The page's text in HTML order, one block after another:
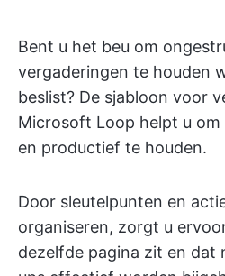
Bent u het beu om
vergaderingen te houden
beslist? De sjabloon voor
Microsoft Loop helpt u om
en productief te houden.
Door sleutelpunten en
organiseren, zorgt u
dezelfde pagina zit en dat